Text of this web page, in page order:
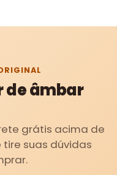
de âmbar
grátis acima de
tire suas dúvidas